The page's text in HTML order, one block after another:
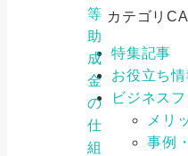
等
助
成
金
の
仕
組
カテゴリ
特集記事
お役立ち情
ビジネス
メリ
事例